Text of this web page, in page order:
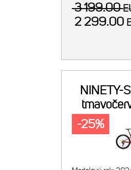
3 199.00
2 299.00
NINETY-
-25%